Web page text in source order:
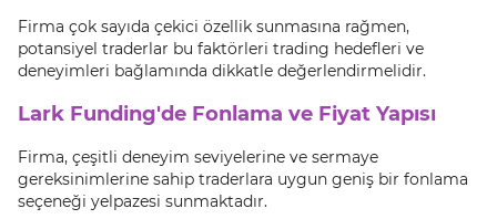
Firma çok sayıda çekici özellik sunmasına rağmen,
potansiyel traderlar bu faktörleri trading hedefleri ve
deneyimleri bağlamında dikkatle değerlendirmelidir.
Lark Funding'de Fonlama ve Fiyat Yapısı
Firma, çeşitli deneyim seviyelerine ve sermaye
gereksinimlerine sahip traderlara uygun geniş bir fonlama
seçeneği yelpazesi sunmaktadır.